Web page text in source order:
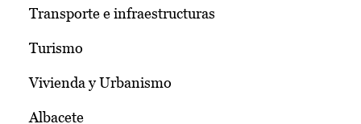
Transporte e infraestructuras
Turismo
Vivienda y Urbanismo
Albacete